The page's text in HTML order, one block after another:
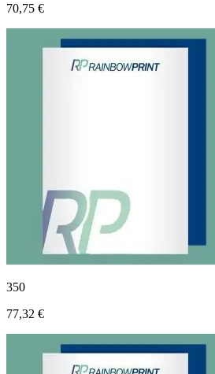
70,75 €
350
77,32 €